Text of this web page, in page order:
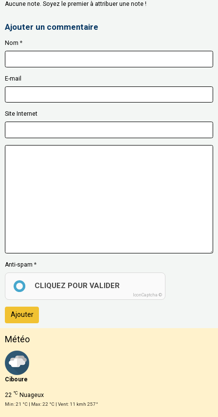
Aucune note. Soyez le premier à attribuer une note !
Ajouter un commentaire
Nom
E-mail
Site Internet
Anti-spam
CLIQUEZ POUR VALIDER
IconCaptcha ©
Ajouter
Météo
Ciboure
22 °C Nuageux
Min: 21 °C | Max: 22 °C | Vent: 11 kmh 257°